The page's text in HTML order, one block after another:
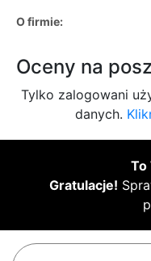
O firmie:
Oceny na
Tylko zalogowani
danych.
To
Gratulacje!